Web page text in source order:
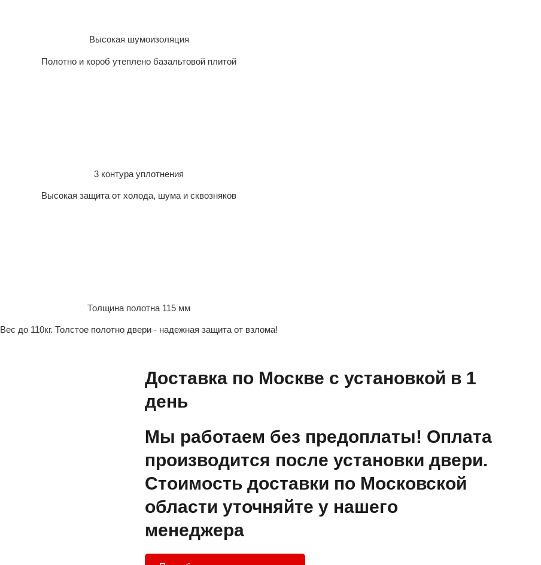
Высокая шумоизоляция
Полотно и короб утеплено базальтовой плитой
3 контура уплотнения
Высокая защита от холода, шума и сквозняков
Толщина полотна 115 мм
Вес до 110кг. Толстое полотно двери - надежная защита от взлома!
Доставка по Москве с установкой в 1
день
Мы работаем без предоплаты! Оплата
производится после установки двери.
Стоимость доставки по Московской
области уточняйте у нашего
менеджера